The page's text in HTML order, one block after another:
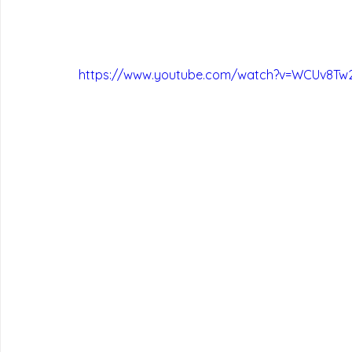
https://www.youtube.com/